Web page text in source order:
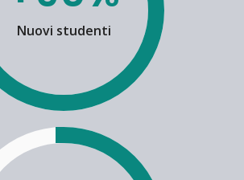
Nuovi studenti